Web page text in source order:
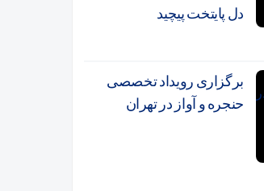
دل پایتخت پیچید
برگزاری رویداد تخصصی
حنجره و آواز در تهران